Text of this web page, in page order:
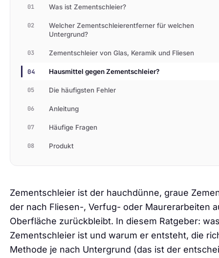
01 Was ist Zementschleier?
02
Welcher Zementschleierentferner für welchen
Untergrund?
03 Zementschleier von Glas, Keramik und Fliesen
04 Hausmittel gegen Zementschleier?
05 Die häufigsten Fehler
06 Anleitung
07 Häufige Fragen
08 Produkt
Zementschleier ist der hauchdünne, graue
der nach Fliesen-, Verfug- oder Maurerarbeiten
Oberfläche zurückbleibt. In diesem Ratgeber:
Zementschleier ist und warum er entsteht, die
Methode je nach Untergrund (das ist der